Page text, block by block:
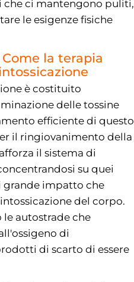
ci mantengono puliti,
le esigenze fisiche
la terapia
è costituito
delle tossine
efficiente di questo
il ringiovanimento della
il sistema di
su quei
grande impatto che
del corpo.
le autostrade che
di
di scarto di essere